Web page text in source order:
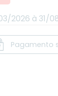
2026 à 31/
Pagamento